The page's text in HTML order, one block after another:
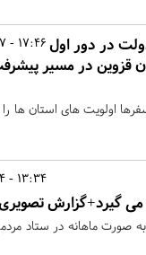
17:46 - 7 اردیبهشت 1401 در دور اول
قزوین در مسیر
اولویت های استان ها
13:34 - 4 اردیبهشت 1401
گیرد+گزارش
صورت ماهانه در ستاد